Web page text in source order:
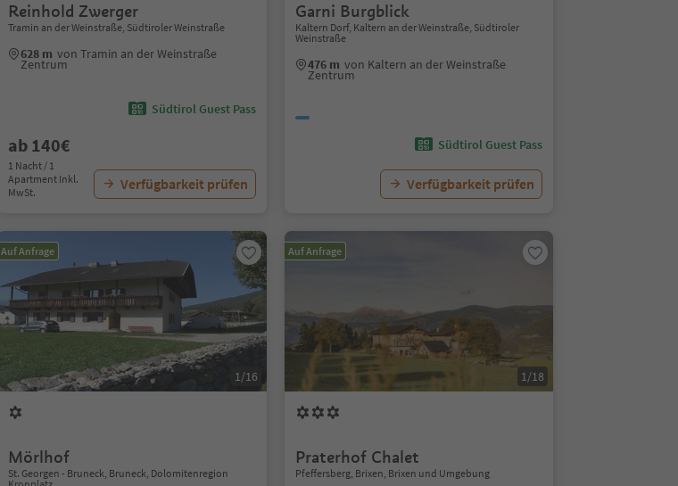
Reinhold Zwerger
Tramin an der Weinstraße, Südtiroler Weinstraße
628 m von Tramin an der Weinstraße
Zentrum
Südtirol Guest Pass
ab 140€
1 Nacht / 1
Apartment Inkl.
MwSt.
Verfügbarkeit prüfen
Garni Burgblick
Kaltern Dorf, Kaltern an der Weinstraße, Südtiroler
Weinstraße
476 m von Kaltern an der Weinstraße
Zentrum
Südtirol Guest Pass
Verfügbarkeit prüfen
Auf Anfrage
1/16
Mörlhof
St. Georgen - Bruneck, Bruneck, Dolomitenregion
Auf Anfrage
1/18
Praterhof Chalet
Pfeffersberg, Brixen, Brixen und Umgebung